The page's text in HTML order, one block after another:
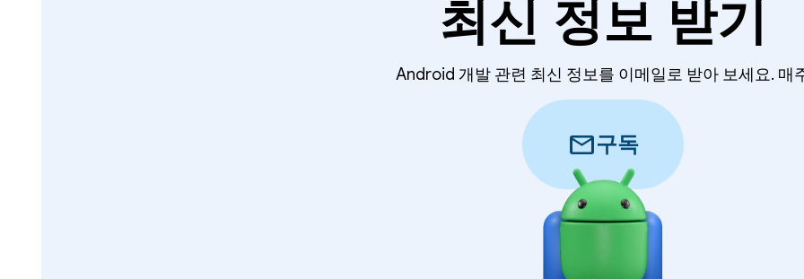
최신 정보 받기
Android 개발 관련 최신 정보를 이메일로 받아 보세요. 매
mail구독